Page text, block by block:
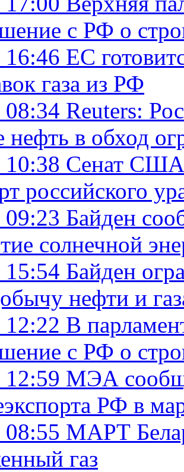
с РФ о
16:46 ЕС
газа из РФ
08:34 Reuters:
нефть в обход
10:38 Сенат США
российского
09:23 Байден
солнечной
15:54 Байден
нефти и
12:22 В
с РФ о
12:59 МЭА
РФ в
08:55 МАРТ
газ